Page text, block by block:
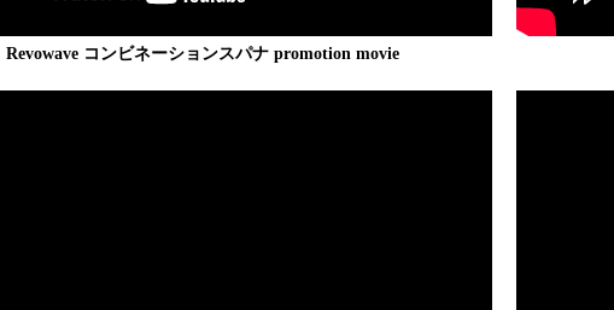
Revowave コンビネーションスパナ promotion movie